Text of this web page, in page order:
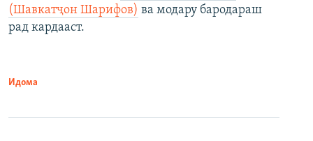
(Шавкатҷон Шарифов) ва модару бародараш
рад кардааст.
Идома